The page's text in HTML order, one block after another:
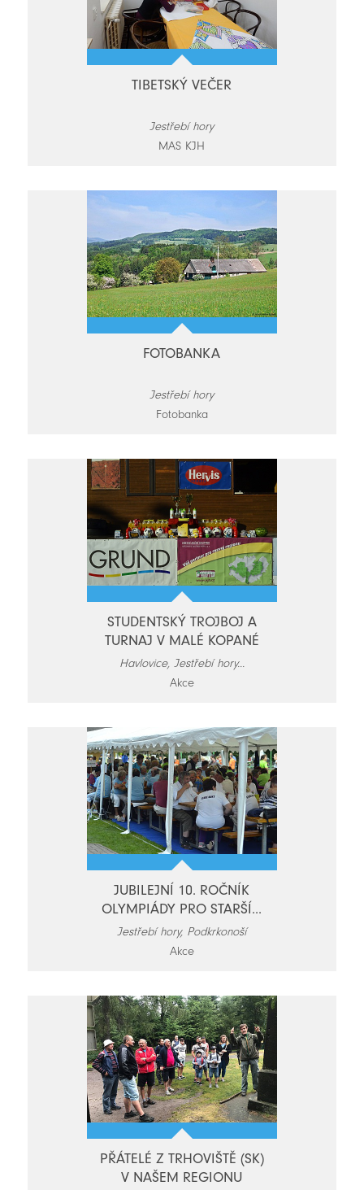
TIBETSKÝ VEČER
Jestřebí hory
MAS KJH
FOTOBANKA
Jestřebí hory
Fotobanka
STUDENTSKÝ TROJBOJ A
TURNAJ V MALÉ KOPANÉ
Havlovice, Jestřebí hory...
Akce
JUBILEJNÍ 10. ROČNÍK
OLYMPIÁDY PRO STARŠÍ...
Jestřebí hory, Podkrkonoší
Akce
PŘÁTELÉ Z TRHOVIŠTĚ (SK)
V NAŠEM REGIONU